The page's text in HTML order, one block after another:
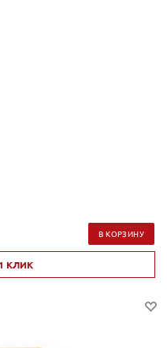
В КОРЗИНУ
КЛИК